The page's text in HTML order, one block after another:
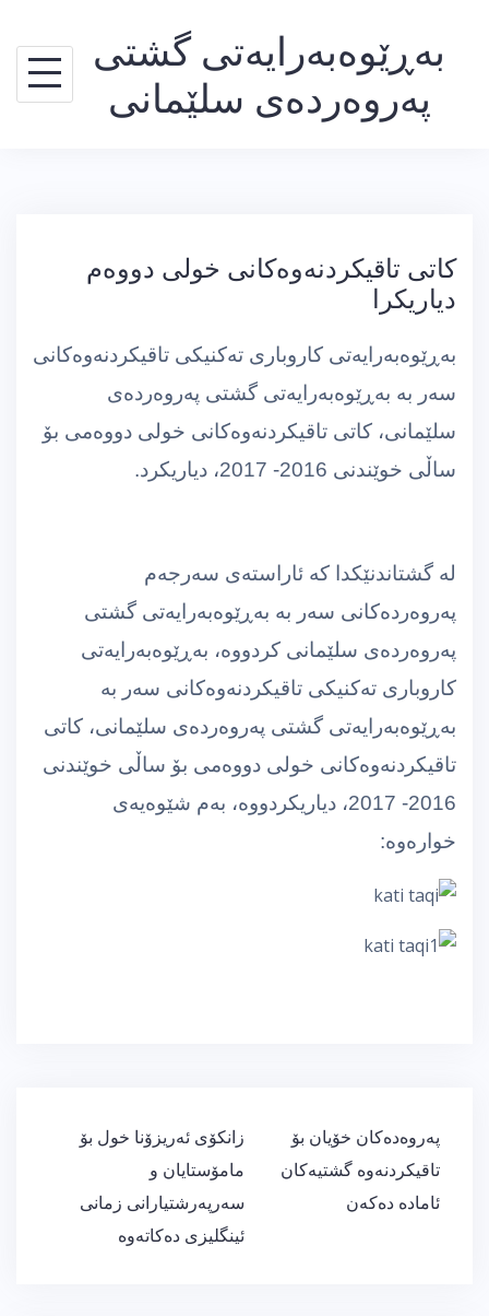
بەڕێوەبەرایەتی گشتی
پەروەردەی سلێمانی
كاتی تاقیكردنەوەكانی خولی دووەم
دیاریكرا
بەڕێوەبەرایەتی كاروباری تەكنیكی تاقیكردنەوەكانی
سەر بە بەڕێوەبەرایەتی گشتی پەروەردەی
سلێمانی، كاتی تاقیكردنەوەكانی خولی دووەمی بۆ
ساڵی خوێندنی 2016- 2017، دیاریكرد.
لە گشتاندنێكدا كە ئاراستەی سەرجەم
پەروەردەكانی سەر بە بەڕێوەبەرایەتی گشتی
پەروەردەی سلێمانی كردووە، بەڕێوەبەرایەتی
كاروباری تەكنیكی تاقیكردنەوەكانی سەر بە
بەڕێوەبەرایەتی گشتی پەروەردەی سلێمانی، كاتی
تاقیكردنەوەكانی خولی دووەمی بۆ ساڵی خوێندنی
2016- 2017، دیاریكردووە، بەم شێوەیەی
خوارەوە:
ڕێدۆزیی
بابەت
زانكۆی ئەریزۆنا خول بۆ
مامۆستایان و
سەرپەرشتیارانی زمانی
ئینگلیزی دەكاتەوە
پەروەدەكان خۆیان بۆ
تاقیكردنەوە گشتیەكان
ئامادە دەكەن